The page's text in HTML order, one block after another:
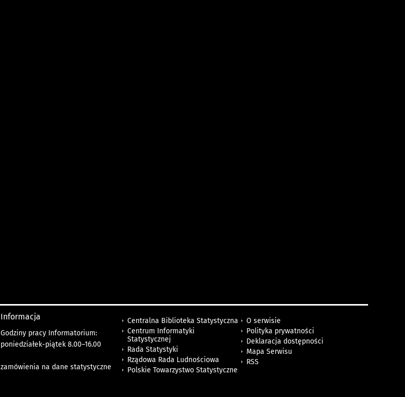
Informacja
Godziny pracy Informatorium:
poniedziałek-piątek 8.00–16.00
zamówienia na dane statystyczne
Centralna Biblioteka Statystyczna
Centrum Informatyki
Statystycznej
Rada Statystyki
Rządowa Rada Ludnościowa
Polskie Towarzystwo Statystyczne
O serwisie
Polityka prywatności
Deklaracja dostępności
Mapa Serwisu
RSS